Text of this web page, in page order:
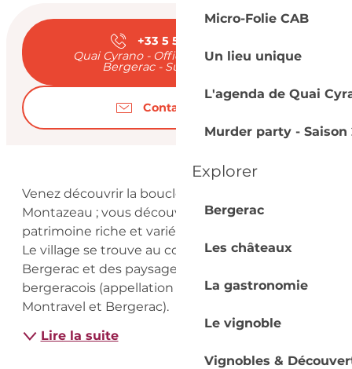
Micro-Folie CAB
Un lieu unique
L'agenda de Quai
Murder party - Saison
Explorer
Bergerac
Les châteaux
La gastronomie
Le vignoble
Vignobles &
Ouverture et
+33 5 53 57 03
Quai Cyrano - Office de Tourisme de
Bergerac - Sud Dordogne
Contactez-nous
Description
Venez découvrir la boucle de randonnée de
Montazeau ; vous découvrirez un petit
patrimoine riche et varié (moulin, pigeonnier…).
Le village se trouve au coeur du Pays de
Bergerac et des paysages agro-viticoles du
bergeracois (appellation Côtes de Montravel,
Montravel et Bergerac).
Lire la suite